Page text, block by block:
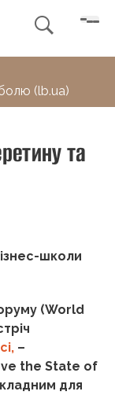

(lb.ua)
та
школи
(World
–
the State of
для